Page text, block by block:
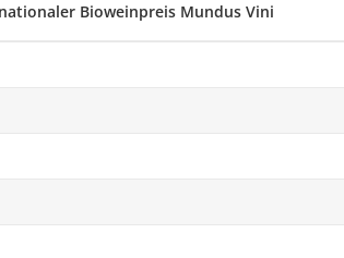
Bioweinpreis Mundus Vini